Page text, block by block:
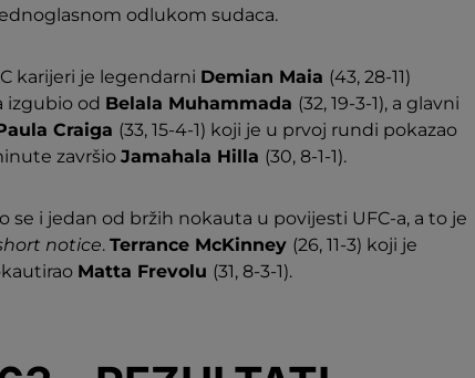
odlukom sudaca.
karijeri je legendarni Demian Maia (43, 28-11)
izgubio od Belala Muhammada (32, 19-3-1), a glavni
Craiga (33, 15-4-1) koji je u prvoj rundi pokazao
završio Jamahala Hilla (30, 8-1-1).
i jedan od bržih nokauta u povijesti UFC-a, a to je
notice. Terrance McKinney (26, 11-3) koji je
Matta Frevolu (31, 8-3-1).